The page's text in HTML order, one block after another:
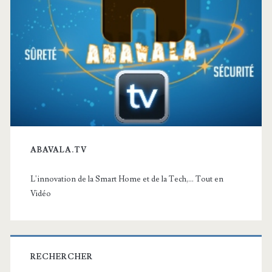
ABAVALA.TV
L'innovation de la Smart Home et de la Tech,... Tout en
Vidéo
RECHERCHER